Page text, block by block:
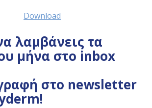
Download
λαμβάνεις τα
μήνα στο inbox
στο newsletter